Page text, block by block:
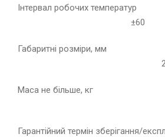
Інтервал робочих температур
±60
Габаритні розміри, мм
Маса не більше, кг
Гарантійний термін зберігання/